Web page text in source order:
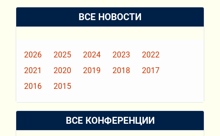
ВСЕ НОВОСТИ
2026 2025 2024 2023
2022
2021
2020 2019 2018
2017
2016
2015
ВСЕ КОНФЕРЕНЦИИ